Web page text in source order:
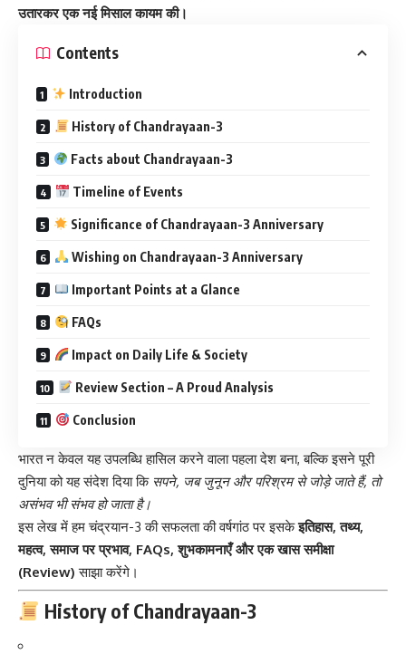
उतारकर एक नई मिसाल कायम की।
Contents
Introduction
History of Chandrayaan-3
Facts about Chandrayaan-3
Timeline of Events
Significance of Chandrayaan-3 Anniversary
Wishing on Chandrayaan-3 Anniversary
Important Points at a Glance
FAQs
Impact on Daily Life & Society
Review Section – A Proud Analysis
Conclusion
भारत न केवल यह उपलब्धि हासिल करने वाला पहला देश बना, बल्कि इसने पूरी
दुनिया को यह संदेश दिया कि सपने, जब जुनून और परिश्रम से जोड़े जाते हैं, तो
असंभव भी संभव हो जाता है।
इस लेख में हम चंद्रयान-3 की सफलता की वर्षगांठ पर इसकेइतिहास, तथ्य,
महत्व, समाज पर प्रभाव, FAQs, शुभकामनाएँ और एक खास समीक्षा
(Review) साझा करेंगे।
History of Chandrayaan-3